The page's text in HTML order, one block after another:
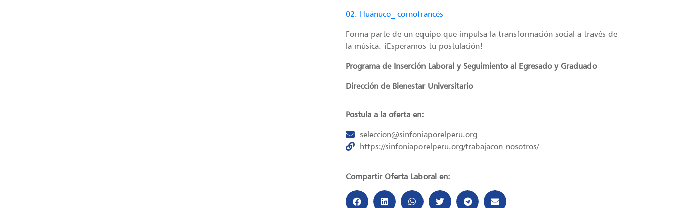
02. Huánuco_ cornofrancés
Forma parte de un equipo que impulsa la transformación social a través de
la música. ¡Esperamos tu postulación!
Programa de Inserción Laboral y Seguimiento al Egresado y Graduado
Dirección de Bienestar Universitario
Postula a la oferta en:
seleccion@sinfoniaporelperu.org
https://sinfoniaporelperu.org/trabajacon-nosotros/
Compartir Oferta Laboral en: